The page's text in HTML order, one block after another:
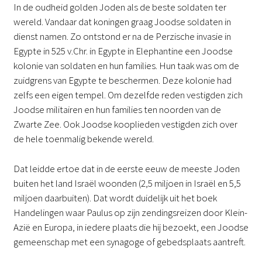
In de oudheid golden Joden als de beste soldaten ter
wereld. Vandaar dat koningen graag Joodse soldaten in
dienst namen. Zo ontstond er na de Perzische invasie in
Egypte in 525 v.Chr. in Egypte in Elephantine een Joodse
kolonie van soldaten en hun families. Hun taak was om de
zuidgrens van Egypte te beschermen. Deze kolonie had
zelfs een eigen tempel. Om dezelfde reden vestigden zich
Joodse militairen en hun families ten noorden van de
Zwarte Zee. Ook Joodse kooplieden vestigden zich over
de hele toenmalig bekende wereld.
Dat leidde ertoe dat in de eerste eeuw de meeste Joden
buiten het land Israël woonden (2,5 miljoen in Israël en 5,5
miljoen daarbuiten). Dat wordt duidelijk uit het boek
Handelingen waar Paulus op zijn zendingsreizen door Klein-
Azië en Europa, in iedere plaats die hij bezoekt, een Joodse
gemeenschap met een synagoge of gebedsplaats aantreft.